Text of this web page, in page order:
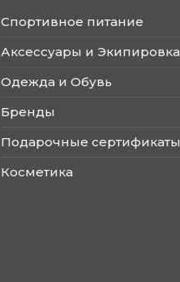
Спортивное питание
Аксессуары и Экипировка
Одежда и Обувь
Бренды
Подарочные сертификаты
Косметика